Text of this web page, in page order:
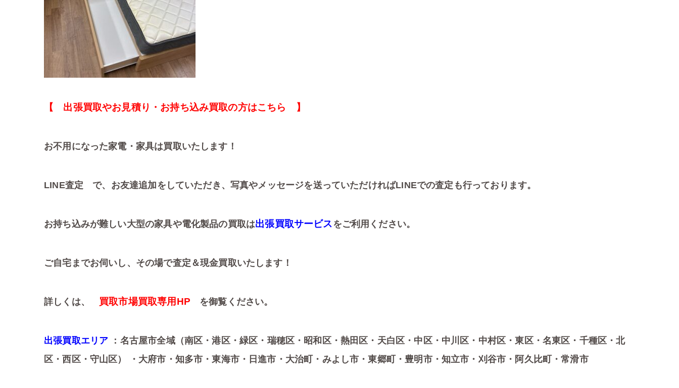
【 出張買取やお見積り・お持ち込み買取の方はこちら 】
お不用になった家電・家具は買取いたします！
LINE査定 で、お友達追加をしていただき、写真やメッセージを送っていただければLINEでの査定も行っております。
お持ち込みが難しい大型の家具や電化製品の買取は出張買取サービス をご利用ください。
ご自宅までお伺いし、その場で査定＆現金買取いたします！
詳しくは、 買取市場買取専用HP を御覧ください。
出張買取エリア ：名古屋市全域（南区・港区・緑区・瑞穂区・昭和区・熱田区・天白区・中区・中川区・中村区・東区・名東区・千種区・北
区・西区・守山区） ・大府市・知多市・東海市・日進市・大治町・みよし市・東郷町・豊明市・知立市・刈谷市・阿久比町・常滑市